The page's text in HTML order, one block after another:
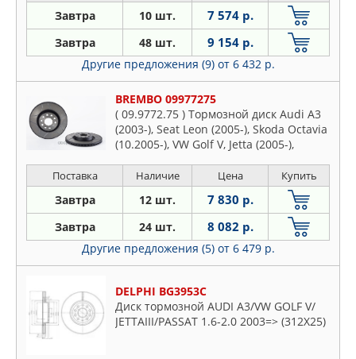
Завтра 10 шт. 7 574 р.
Завтра 48 шт. 9 154 р.
Другие предложения (9) от 6 432 р.
BREMBO 09977275
( 09.9772.75 ) Тормозной диск Audi A3
(2003-), Seat Leon (2005-), Skoda Octavia
(10.2005-), VW Golf V, Jetta (2005-),
Поставка Наличие Цена Купить
Завтра 12 шт. 7 830 р.
Завтра 24 шт. 8 082 р.
Другие предложения (5) от 6 479 р.
DELPHI BG3953C
Диск тормозной AUDI A3/VW GOLF V/
JETTAIII/PASSAT 1.6-2.0 2003=> (312X25)